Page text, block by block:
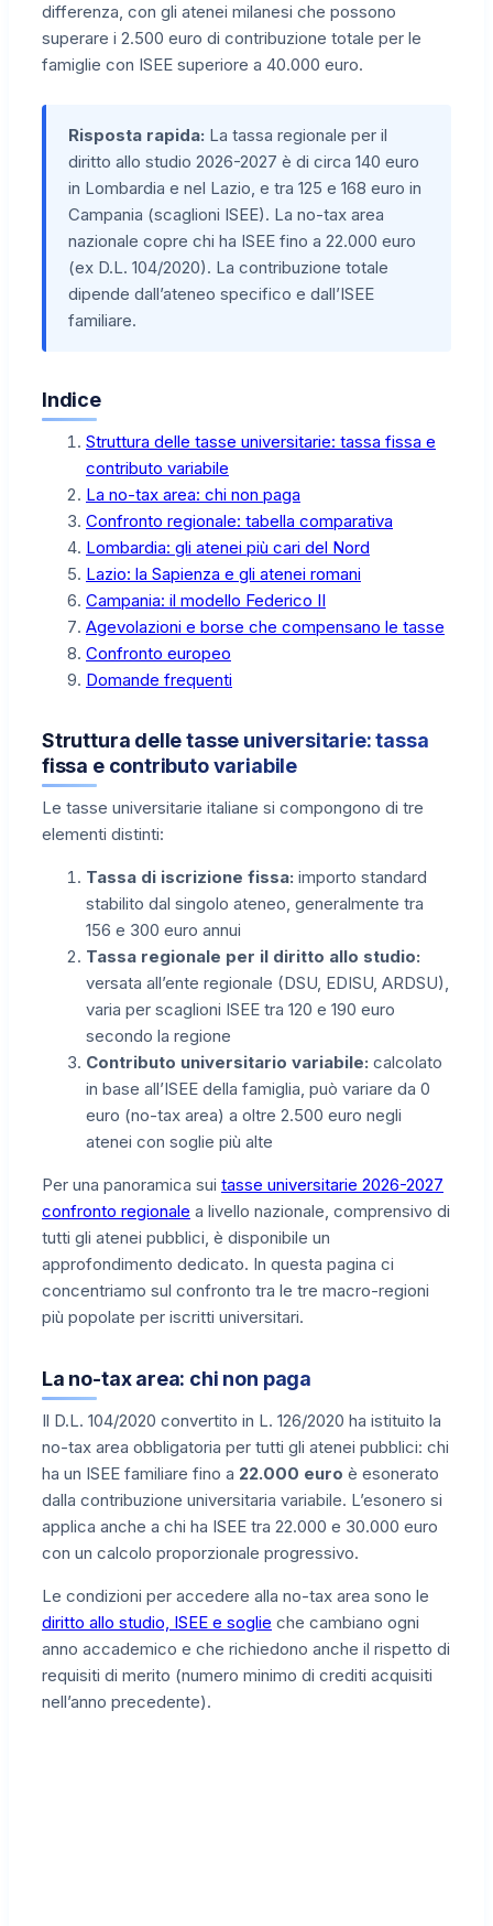
differenza, con gli atenei milanesi che possono
superare i 2.500 euro di contribuzione totale per le
famiglie con ISEE superiore a 40.000 euro.
Risposta rapida: La tassa regionale per il
diritto allo studio 2026-2027 è di circa 140 euro
in Lombardia e nel Lazio, e tra 125 e 168 euro in
Campania (scaglioni ISEE). La no-tax area
nazionale copre chi ha ISEE fino a 22.000 euro
(ex D.L. 104/2020). La contribuzione totale
dipende dall’ateneo specifico e dall’ISEE
familiare.
Indice
Struttura delle tasse universitarie: tassa fissa e
contributo variabile
La no-tax area: chi non paga
Confronto regionale: tabella comparativa
Lombardia: gli atenei più cari del Nord
Lazio: la Sapienza e gli atenei romani
Campania: il modello Federico II
Agevolazioni e borse che compensano le tasse
Confronto europeo
Domande frequenti
Struttura delle tasse universitarie: tassa
fissa e contributo variabile
Le tasse universitarie italiane si compongono di tre
elementi distinti:
Tassa di iscrizione fissa: importo standard
stabilito dal singolo ateneo, generalmente tra
156 e 300 euro annui
Tassa regionale per il diritto allo studio:
versata all’ente regionale (DSU, EDISU, ARDSU),
varia per scaglioni ISEE tra 120 e 190 euro
secondo la regione
Contributo universitario variabile: calcolato
in base all’ISEE della famiglia, può variare da 0
euro (no-tax area) a oltre 2.500 euro negli
atenei con soglie più alte
Per una panoramica sui tasse universitarie 2026-2027
confronto regionale a livello nazionale, comprensivo di
tutti gli atenei pubblici, è disponibile un
approfondimento dedicato. In questa pagina ci
concentriamo sul confronto tra le tre macro-regioni
più popolate per iscritti universitari.
La no-tax area: chi non paga
Il D.L. 104/2020 convertito in L. 126/2020 ha istituito la
no-tax area obbligatoria per tutti gli atenei pubblici: chi
ha un ISEE familiare fino a 22.000 euro è esonerato
dalla contribuzione universitaria variabile. L’esonero si
applica anche a chi ha ISEE tra 22.000 e 30.000 euro
con un calcolo proporzionale progressivo.
Le condizioni per accedere alla no-tax area sono le
diritto allo studio, ISEE e soglie che cambiano ogni
anno accademico e che richiedono anche il rispetto di
requisiti di merito (numero minimo di crediti acquisiti
nell’anno precedente).